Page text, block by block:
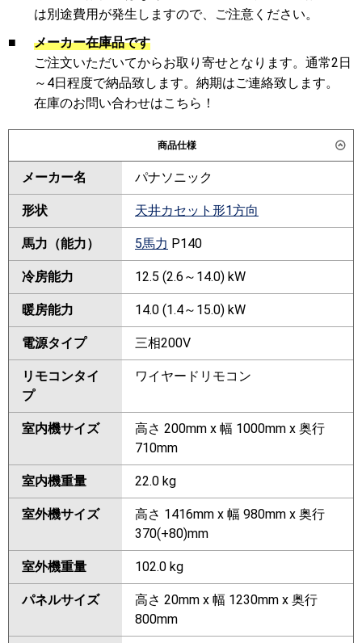
は別途費用が発生しますので、ご注意ください。
■
メーカー在庫品です
ご注文いただいてからお取り寄せとなります。通常2日
～4日程度で納品致します。納期はご連絡致します。
在庫のお問い合わせはこちら！
商品仕様
メーカー名 パナソニック
形状 天井カセット形1方向
馬力（能力） 5馬力 P140
冷房能力 12.5 (2.6～14.0) kW
暖房能力 14.0 (1.4～15.0) kW
電源タイプ 三相200V
リモコンタイ
プ
ワイヤードリモコン
室内機サイズ
高さ 200mm x 幅 1000mm x 奥行
710mm
室内機重量 22.0 kg
室外機サイズ
高さ 1416mm x 幅 980mm x 奥行
370(+80)mm
室外機重量 102.0 kg
パネルサイズ
高さ 20mm x 幅 1230mm x 奥行
800mm